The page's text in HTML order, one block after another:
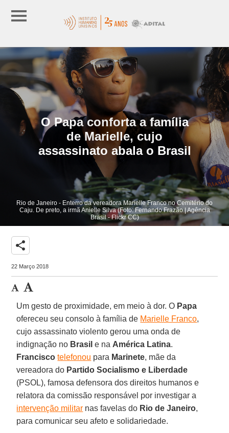
O Papa conforta a família
de Marielle, cujo
assassinato abala o Brasil
Rio de Janeiro - Enterro da vereadora Marielle Franco no Cemitério do
Caju. De preto, a irmã Anielle Silva (Foto: Fernando Frazão | Agência
Brasil - Flickr CC)
share
22 Março 2018
Um gesto de proximidade, em meio à dor. O Papa
ofereceu seu consolo à família de Marielle Franco,
cujo assassinato violento gerou uma onda de
indignação no Brasil e na América Latina.
Franciscotelefonou para Marinete, mãe da
vereadora do Partido Socialismo e Liberdade
(PSOL), famosa defensora dos direitos humanos e
relatora da comissão responsável por investigar a
intervenção militar nas favelas do Rio de Janeiro,
para comunicar seu afeto e solidariedade.